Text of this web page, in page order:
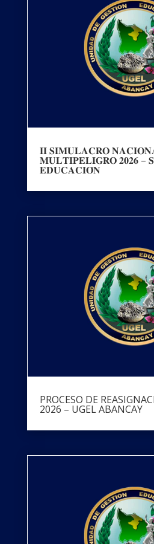
𝐈𝐈 𝐒𝐈𝐌𝐔𝐋𝐀𝐂𝐑𝐎
𝐌𝐔𝐋𝐓𝐈𝐏𝐄𝐋𝐈𝐆𝐑𝐎 𝟐𝟎𝟐𝟔 –
𝐄𝐃𝐔𝐂𝐀𝐂𝐈𝐎́𝐍
PROCESO DE
2026 – UGEL ABANCAY